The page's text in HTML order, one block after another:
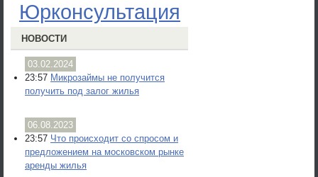
Юрконсультация
НОВОСТИ
03.02.2024
23:57 Микрозаймы не получится
получить под залог жилья
06.08.2023
23:57 Что происходит со спросом и
предложением на московском рынке
аренды жилья